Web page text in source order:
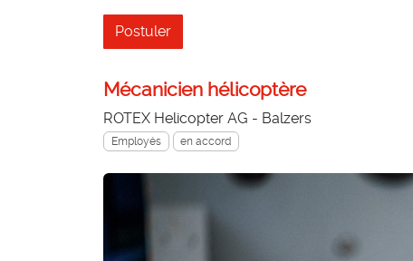
Postuler
Mécanicien hélicoptère
ROTEX Helicopter AG - Balzers
Employés en accord